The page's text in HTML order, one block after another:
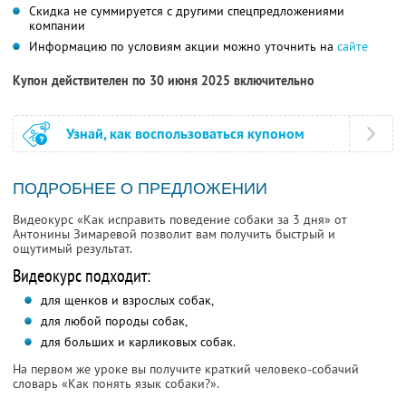
Скидка не суммируется с другими спецпредложениями
компании
Информацию по условиям акции можно уточнить на сайте
Купон действителен по 30 июня 2025 включительно
Узнай, как воспользоваться купоном
ПОДРОБНЕЕ О ПРЕДЛОЖЕНИИ
Видеокурс «Как исправить поведение собаки за 3 дня» от
Антонины Зимаревой позволит вам получить быстрый и
ощутимый результат.
Видеокурс подходит:
для щенков и взрослых собак,
для любой породы собак,
для больших и карликовых собак.
На первом же уроке вы получите краткий человеко-собачий
словарь «Как понять язык собаки?».